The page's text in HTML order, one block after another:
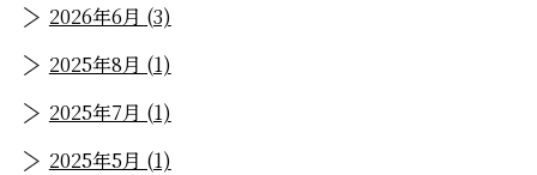
2026年6月 (3)
2025年8月 (1)
2025年7月 (1)
2025年5月 (1)